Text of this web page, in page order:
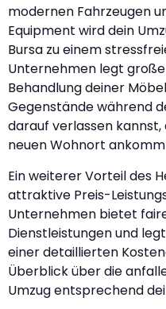
modernen Fahrzeugen
Equipment wird dein
Bursa zu einem
Unternehmen legt
Behandlung deiner
Gegenstände während
darauf verlassen
neuen Wohnort
Ein weiterer Vorteil des
attraktive Preis-
Unternehmen bietet
Dienstleistungen und
einer detaillierten
Überblick über die
Umzug entsprechend